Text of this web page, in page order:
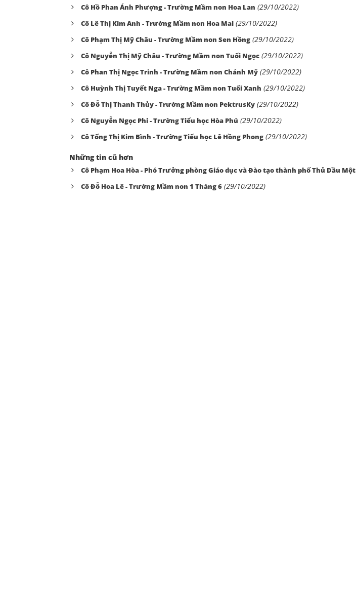
Cô Hồ Phan Ánh Phượng - Trường Mầm non Hoa Lan (29/10/2022)
Cô Lê Thị Kim Anh - Trường Mầm non Hoa Mai (29/10/2022)
Cô Phạm Thị Mỹ Châu - Trường Mầm non Sen Hồng (29/10/2022)
Cô Nguyễn Thị Mỹ Châu - Trường Mầm non Tuổi Ngọc (29/10/2022)
Cô Phan Thị Ngọc Trinh - Trường Mầm non Chánh Mỹ (29/10/2022)
Cô Huỳnh Thị Tuyết Nga - Trường Mầm non Tuổi Xanh (29/10/2022)
Cô Đỗ Thị Thanh Thủy - Trường Mầm non PektrusKy (29/10/2022)
Cô Nguyễn Ngọc Phi - Trường Tiểu học Hòa Phú (29/10/2022)
Cô Tống Thị Kim Bình - Trường Tiểu học Lê Hồng Phong (29/10/2022)
Những tin cũ hơn
Cô Phạm Hoa Hòa - Phó Trưởng phòng Giáo dục và Đào tạo thành phố Thủ Dầu Một
Cô Đỗ Hoa Lê - Trường Mầm non 1 Tháng 6 (29/10/2022)